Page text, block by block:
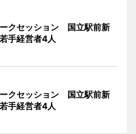
ークセッション 国立駅前新
手経営者4人
ークセッション 国立駅前新
手経営者4人